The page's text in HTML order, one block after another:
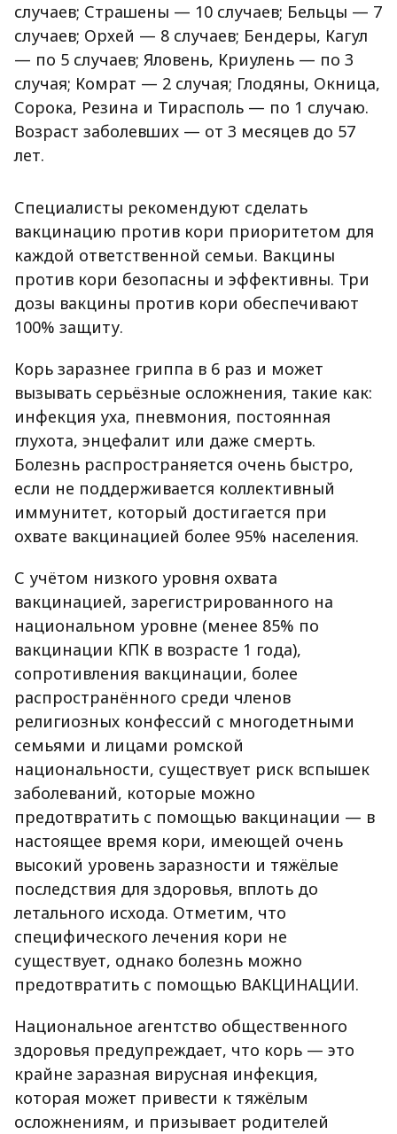
случаев; Страшены — 10 случаев; Бельцы — 7
случаев; Орхей — 8 случаев; Бендеры, Кагул
— по 5 случаев; Яловень, Криулень — по 3
случая; Комрат — 2 случая; Глодяны, Окница,
Сорока, Резина и Тирасполь — по 1 случаю.
Возраст заболевших — от 3 месяцев до 57
лет.
Специалисты рекомендуют сделать
вакцинацию против кори приоритетом для
каждой ответственной семьи. Вакцины
против кори безопасны и эффективны. Три
дозы вакцины против кори обеспечивают
100% защиту.
Корь заразнее гриппа в 6 раз и может
вызывать серьёзные осложнения, такие как:
инфекция уха, пневмония, постоянная
глухота, энцефалит или даже смерть.
Болезнь распространяется очень быстро,
если не поддерживается коллективный
иммунитет, который достигается при
охвате вакцинацией более 95% населения.
С учётом низкого уровня охвата
вакцинацией, зарегистрированного на
национальном уровне (менее 85% по
вакцинации КПК в возрасте 1 года),
сопротивления вакцинации, более
распространённого среди членов
религиозных конфессий с многодетными
семьями и лицами ромской
национальности, существует риск вспышек
заболеваний, которые можно
предотвратить с помощью вакцинации — в
настоящее время кори, имеющей очень
высокий уровень заразности и тяжёлые
последствия для здоровья, вплоть до
летального исхода. Отметим, что
специфического лечения кори не
существует, однако болезнь можно
предотвратить с помощью ВАКЦИНАЦИИ.
Национальное агентство общественного
здоровья предупреждает, что корь — это
крайне заразная вирусная инфекция,
которая может привести к тяжёлым
осложнениям, и призывает родителей